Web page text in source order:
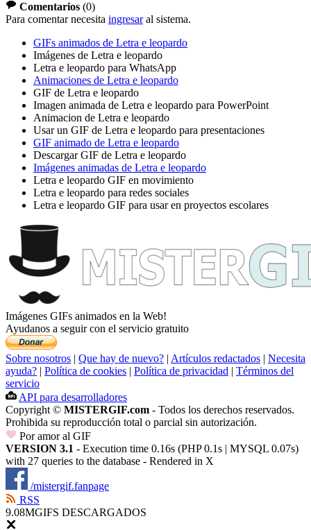
Comentarios (0)
Para comentar necesita ingresaral sistema.
GIFs animados de Letra e leopardo
Imágenes de Letra e leopardo
Letra e leopardo para WhatsApp
Animaciones de Letra e leopardo
GIF de Letra e leopardo
Imagen animada de Letra e leopardo para PowerPoint
Animacion de Letra e leopardo
Usar un GIF de Letra e leopardo para presentaciones
GIF animado de Letra e leopardo
Descargar GIF de Letra e leopardo
Imágenes animadas de Letra e leopardo
Letra e leopardo GIF en movimiento
Letra e leopardo para redes sociales
Letra e leopardo GIF para usar en proyectos escolares
Imágenes GIFs animados en la Web!
Ayudanos a seguir con el servicio gratuito
Sobre nosotros Que hay de nuevo? Artículos redactados
Necesita
ayuda?
Política de cookies Política de privacidad
Términos del
servicio
API para desarrolladores
Copyright © MISTERGIF.com - Todos los derechos reservados.
Prohibida su reproducción total o parcial sin autorización.
Por amor al GIF
VERSION 3.1 - Execution time 0.16s (PHP 0.1s | MYSQL 0.07s)
with 27 queries to the database - Rendered in X
/mistergif.fanpage
RSS
9.08MGIFS DESCARGADOS